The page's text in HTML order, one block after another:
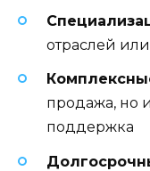
отраслей
продажа, но
поддержка